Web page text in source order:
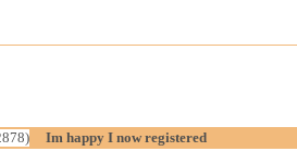
Im happy I now registered